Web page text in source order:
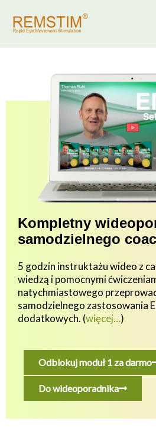
treści
Kompletny
samodzielnego
5 godzin instruktażu wideo z
wiedzą i pomocnymi
natychmiastowego
samodzielnego zastosowania
dodatkowych. (więcej…)
Odblokuj moduł 1 za darmo
Do wideoporadnika